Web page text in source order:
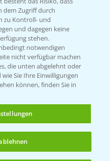
uns
Zugriff durch
zu Kontroll- und
und dagegen keine
stehen.
notwendigen
nicht verfügbar machen
die unten abgelehnt oder
Sie Ihre Einwilligungen
können, finden Sie in